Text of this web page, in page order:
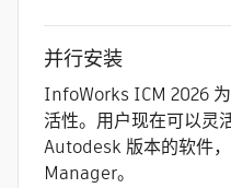
并行安装
InfoWorks ICM 2026
活性。用户现在可以灵
Autodesk 版本的软件
Manager。